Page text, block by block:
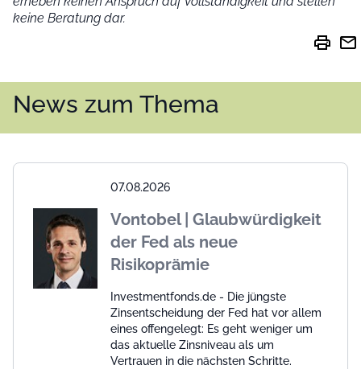
keine Beratung dar.
print mail
News zum Thema
07.08.2026
Vontobel | Glaubwürdigkeit
der Fed als neue
Risikoprämie
Investmentfonds.de - Die jüngste
Zinsentscheidung der Fed hat vor allem
eines offengelegt: Es geht weniger um
das aktuelle Zinsniveau als um
Vertrauen in die nächsten Schritte.